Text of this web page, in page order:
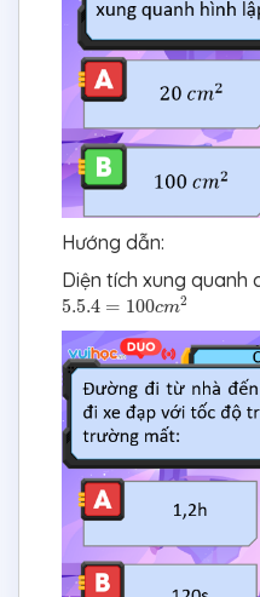
Hướng dẫn:
Diện tích xung quanh
5.5.4 = 100cm2
5.5.4 100cm 2